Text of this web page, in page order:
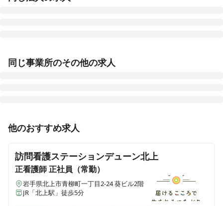
愛知県豊田市浄水町原山277
医療施設型ホスピス 医心館府中
医療施設型ホスピス 医心館加古川
兵庫県加古川市加古川町北在家2315番地の1
同じ事業所のその他の求人
正看護師 正社員（常勤）
【北上市】医療施設型ホスピス / 施設内訪問看護 / 月給
他のおすすめ求人
訪問看護ステーションデューン北上
正看護師正社員（常勤）
岩手県北上市青柳町一丁目2-24 葵ビル2階
JR「北上駅」徒歩5分